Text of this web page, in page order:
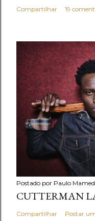
Compartilhar 19
Postado por Paulo
CUTTERMAN
Compartilhar Postar